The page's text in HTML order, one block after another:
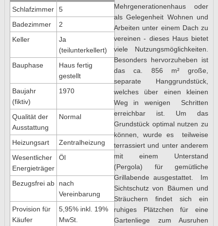
Schlafzimmer
5
Badezimmer
2
Keller
Ja
(teilunterkellert)
Bauphase
Haus fertig
gestellt
Baujahr
(fiktiv)
1970
Qualität der
Ausstattung
Normal
Heizungsart
Zentralheizung
Wesentlicher
Energieträger
Öl
Bezugsfrei ab
nach
Vereinbarung
Provision für
Käufer
5,95% inkl. 19%
MwSt.
Mehrgenerationenhaus oder
als Gelegenheit Wohnen und
Arbeiten unter einem Dach zu
vereinen - dieses Haus bietet
viele Nutzungsmöglichkeiten.
Besonders hervorzuheben ist
das ca. 856 m² große,
separate Hanggrundstück,
welches über einen kleinen
Weg in wenigen Schritten
erreichbar ist. Um das
Grundstück optimal nutzen zu
können, wurde es teilweise
terrassiert und unter anderem
mit einem Unterstand
(Pergola) für gemütliche
Grillabende ausgestattet. Im
Sichtschutz von Bäumen und
Sträuchern findet sich ein
ruhiges Plätzchen für eine
Gartenliege zum Ausruhen